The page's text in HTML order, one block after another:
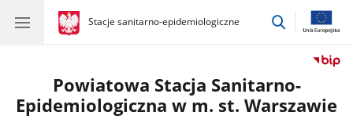
gov.pl
Stacje sanitarno-epidemiologiczne
gov.pl
Stacje
przejdź
Powiatowa Stacja Sanitarno-
Epidemiologiczna w m. st. Warszawie